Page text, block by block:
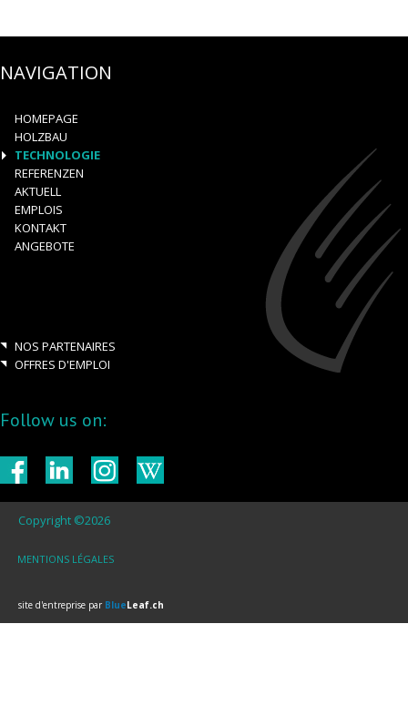
NAVIGATION
HOMEPAGE
HOLZBAU
TECHNOLOGIE
REFERENZEN
AKTUELL
EMPLOIS
KONTAKT
ANGEBOTE
NOS PARTENAIRES
OFFRES D'EMPLOI
Follow us on:
Copyright ©2026
MENTIONS LÉGALES
site d'entreprise par BlueLeaf.ch